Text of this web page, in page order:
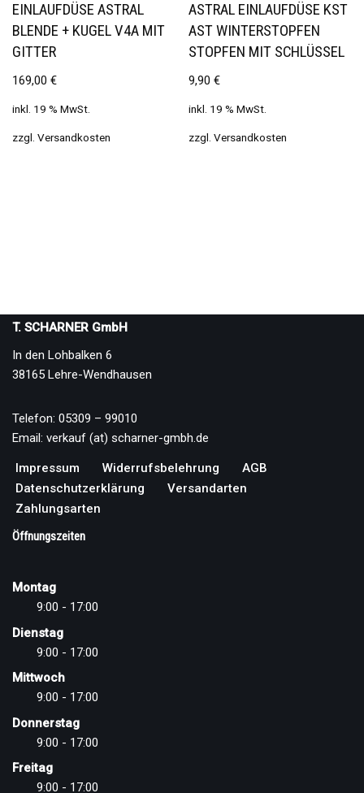
EINLAUFDÜSE ASTRAL
BLENDE + KUGEL V4A MIT
GITTER
169,00 €
inkl. 19 % MwSt.
zzgl. Versandkosten
ASTRAL EINLAUFDÜSE KST
AST WINTERSTOPFEN
STOPFEN MIT SCHLÜSSEL
9,90€
inkl. 19 % MwSt.
zzgl.Versandkosten
T. SCHARNER GmbH
In den Lohbalken 6
38165 Lehre-Wendhausen
Telefon: 05309 – 99010
Email: verkauf (at) scharner-gmbh.de
Impressum Widerrufsbelehrung
AGB
Datenschutzerklärung
Versandarten
Zahlungsarten
Öffnungszeiten
Montag
9:00 - 17:00
Dienstag
9:00 - 17:00
Mittwoch
9:00 - 17:00
Donnerstag
9:00 - 17:00
Freitag
9:00 - 17:00